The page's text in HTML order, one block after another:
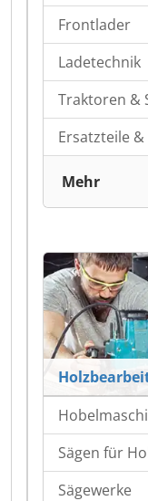
Frontlader
Ladetechnik
Traktoren &
Ersatzteile
Mehr
Sägen für
Sägewerke